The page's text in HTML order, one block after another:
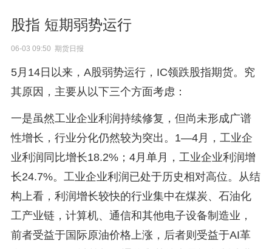
股指 短期弱势运行
06-03 09:50 期货日报
5月14日以来，A股弱势运行，IC领跌股指期货。究
其原因，主要从以下三个方面考虑：
一是虽然工业企业利润持续修复，但尚未形成广谱
性增长，行业分化仍然较为突出。1—4月，工业企
业利润同比增长18.2%；4月单月，工业企业利润增
长24.7%。工业企业利润已处于历史相对高位。从结
构上看，利润增长较快的行业集中在煤炭、石油化
工产业链，计算机、通信和其他电子设备制造业，
前者受益于国际原油价格上涨，后者则受益于AI革